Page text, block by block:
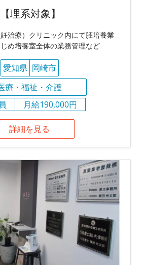
理系対象】
治療）クリニック内にて胚培養業
め培養室全体の業務管理など
愛知県 岡崎市
療・福祉・介護
月給190,000円
詳細を見る